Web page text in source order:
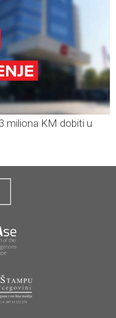
miliona KM dobiti u